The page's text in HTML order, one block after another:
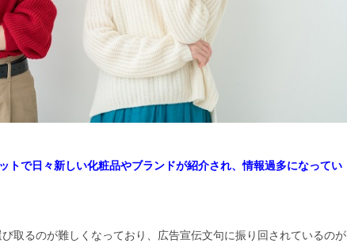
ヘアカラーが可能、ストークメディエーション
ったサプリメントを提供、ファンケル「パーソナルワン」
メやサプリなどの業界参入を考えているならOEMメ
トで日々新しい化粧品やブランドが紹介され、情報過多になってい
取るのが難しくなっており、広告宣伝文句に振り回されているのが